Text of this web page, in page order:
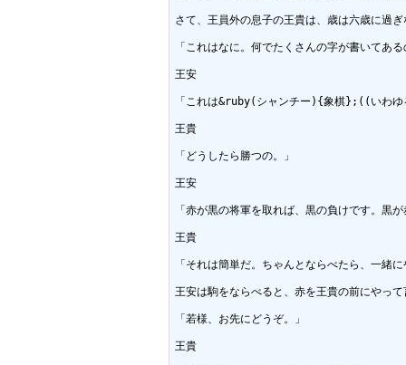
さて、王員外の息子の王貴は、歳は六歳に過
「これはなに。何でたくさんの字が書いてあ
王安
「これは&ruby(シャンチー){象棋};((いわゆ
王貴
「どうしたら勝つの。」
王安
「赤が黒の将軍を取れば、黒の負けです。黒
王貴
「それは簡単だ。ちゃんとならべたら、一緒
王安は駒をならべると、赤を王貴の前にやっ
「若様、お先にどうぞ。」
王貴